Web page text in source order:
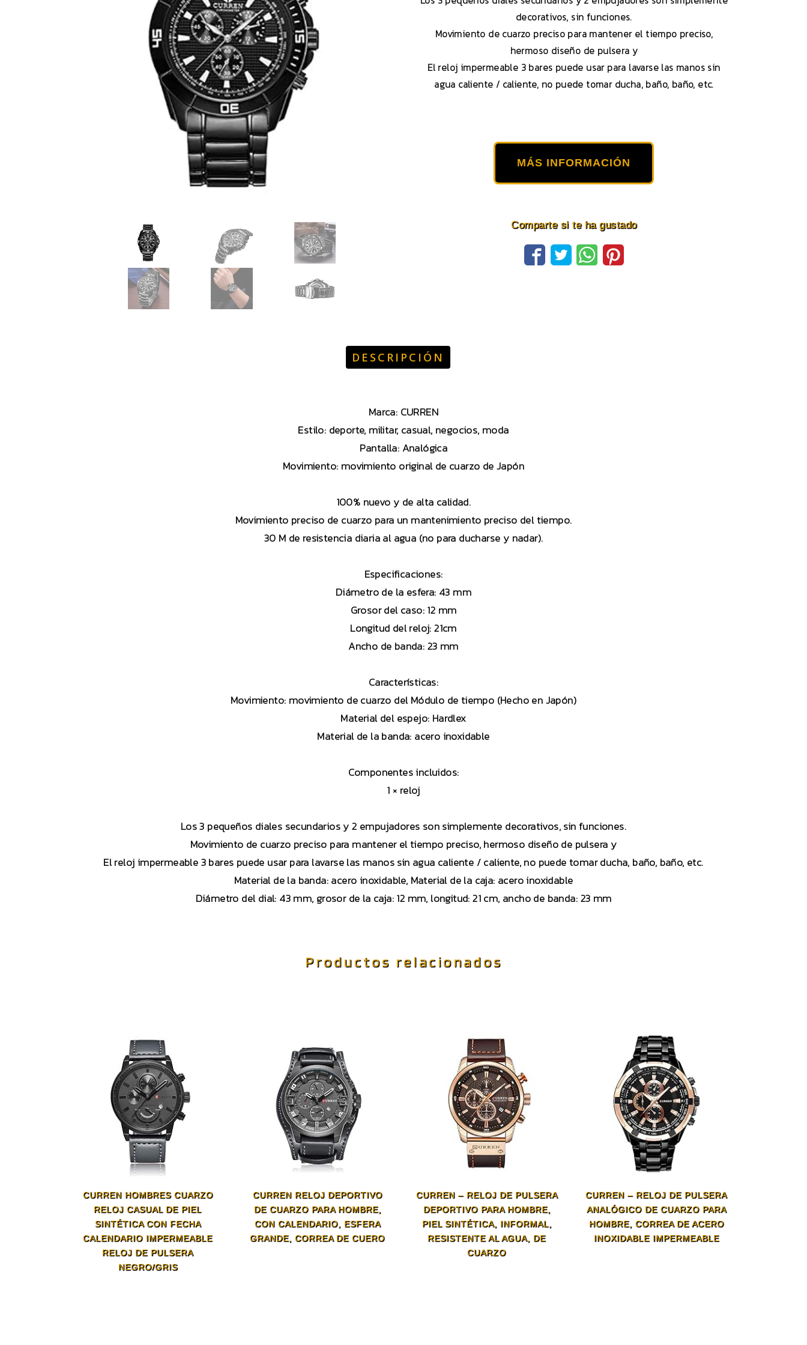
decorativos, sin funciones.
Movimiento de cuarzo preciso para mantener el tiempo preciso,
hermoso diseño de pulsera y
El reloj impermeable 3 bares puede usar para lavarse las manos sin
agua caliente / caliente, no puede tomar ducha, baño, baño, etc.
MÁS INFORMACIÓN
Comparte si te ha gustado
DESCRIPCIÓN
Marca: CURREN
Estilo: deporte, militar, casual, negocios, moda
Pantalla: Analógica
Movimiento: movimiento original de cuarzo de Japón
100% nuevo y de alta calidad.
Movimiento preciso de cuarzo para un mantenimiento preciso del tiempo.
30 M de resistencia diaria al agua (no para ducharse y nadar).
Especificaciones:
Diámetro de la esfera: 43 mm
Grosor del caso: 12 mm
Longitud del reloj: 21cm
Ancho de banda: 23 mm
Características:
Movimiento: movimiento de cuarzo del Módulo de tiempo (Hecho en Japón)
Material del espejo: Hardlex
Material de la banda: acero inoxidable
Componentes incluidos:
1 × reloj
Los 3 pequeños diales secundarios y 2 empujadores son simplemente decorativos, sin funciones.
Movimiento de cuarzo preciso para mantener el tiempo preciso, hermoso diseño de pulsera y
El reloj impermeable 3 bares puede usar para lavarse las manos sin agua caliente / caliente, no puede tomar ducha, baño, baño, etc.
Material de la banda: acero inoxidable, Material de la caja: acero inoxidable
Diámetro del dial: 43 mm, grosor de la caja: 12 mm, longitud: 21 cm, ancho de banda: 23 mm
Productos relacionados
CURREN HOMBRES CUARZO
RELOJ CASUAL DE PIEL
SINTÉTICA CON FECHA
CALENDARIO IMPERMEABLE
RELOJ DE PULSERA
NEGRO/GRIS
CURREN RELOJ DEPORTIVO
DE CUARZO PARA HOMBRE,
CON CALENDARIO, ESFERA
GRANDE, CORREA DE CUERO
CURREN – RELOJ DE PULSERA
DEPORTIVO PARA HOMBRE,
PIEL SINTÉTICA, INFORMAL,
RESISTENTE AL AGUA, DE
CUARZO
CURREN – RELOJ DE PULSERA
ANALÓGICO DE CUARZO PARA
HOMBRE, CORREA DE ACERO
INOXIDABLE IMPERMEABLE